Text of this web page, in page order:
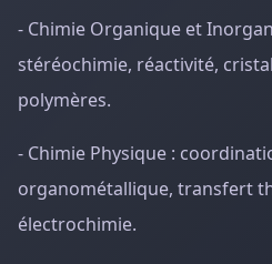
- Chimie Organique et
stéréochimie, réactivité,
polymères.
- Chimie Physique :
organométallique, transfert
électrochimie.